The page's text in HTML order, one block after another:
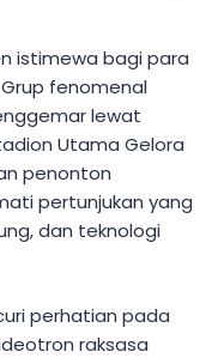
istimewa bagi para
fenomenal
lewat
Utama Gelora
penonton
pertunjukan yang
dan teknologi
perhatian pada
raksasa